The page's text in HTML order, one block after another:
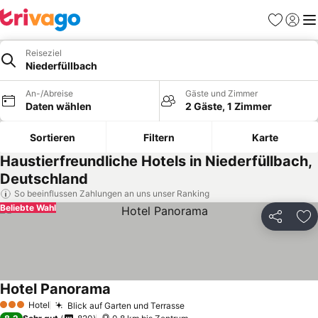
Favoriten
Reiseziel
Niederfüllbach
An-/Abreise
Daten wählen
Gäste und Zimmer
2 Gäste, 1 Zimmer
Sortieren Filtern Karte
Haustierfreundliche Hotels in Niederfüllbach,
Deutschland
So beeinflussen Zahlungen an uns unser Ranking
Teilen
Beliebte Wahl
3 SterneHotel Blick auf Garten und Terrasse
Hotel Panorama